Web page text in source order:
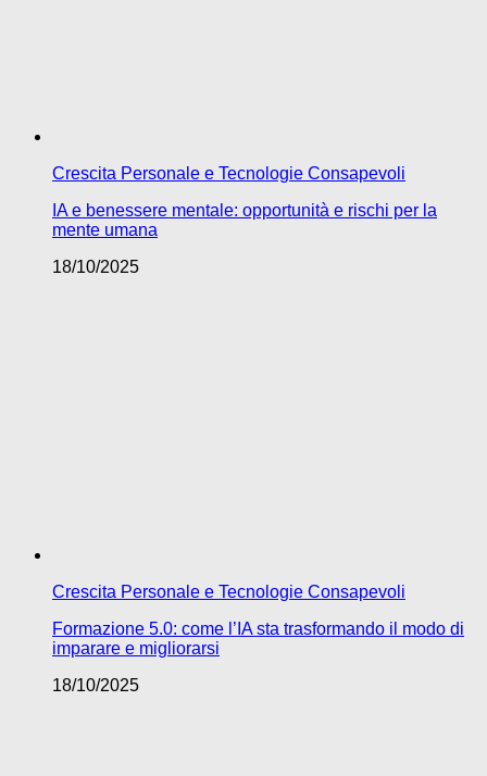
Crescita Personale e Tecnologie Consapevoli
IA e benessere mentale: opportunità e rischi per la
mente umana
18/10/2025
Crescita Personale e Tecnologie Consapevoli
Formazione 5.0: come l’IA sta trasformando il modo di
imparare e migliorarsi
18/10/2025